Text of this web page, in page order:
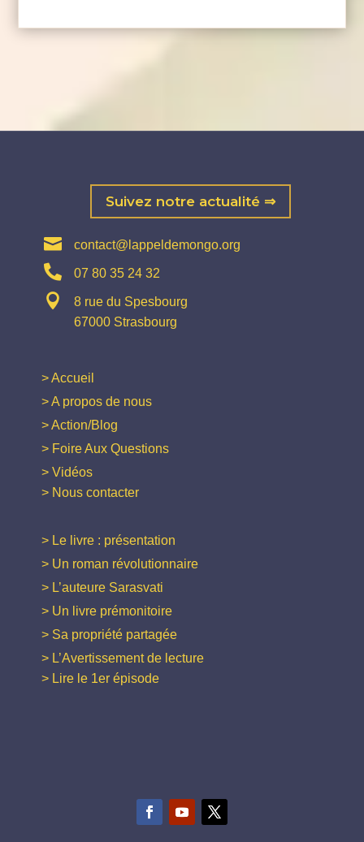
Suivez notre actualité ⇒
 contact@lappeldemongo.org
 07 80 35 24 32

8 rue du Spesbourg
67000 Strasbourg
> Accueil
> A propos de nous
> Action/Blog
> Foire Aux Questions
> Vidéos
> Nous contacter
> Le livre : présentation
> Un roman révolutionnaire
> L’auteure Sarasvati
> Un livre prémonitoire
> Sa propriété partagée
> L’Avertissement de lecture
> Lire le 1er épisode